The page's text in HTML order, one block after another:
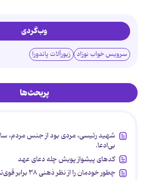
وب‌گردی
سرویس خواب نوزاد زیورآلات پاندورا
پربحث‌ها
شهید رئیسی، مردی بود از جنس مردم،
بی‌ادعا.
کدهای پیشواز پویش چله دعای عهد
چطور خودمان را از نظر ذهنی ۳۸ برابر قوی‌تر کنیم؟